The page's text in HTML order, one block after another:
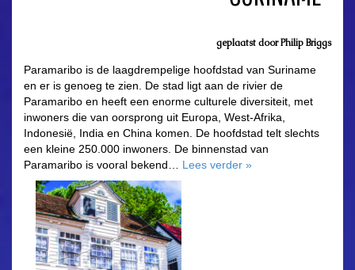
geplaatst doorPhilip Briggs
Paramaribo is de laagdrempelige hoofdstad van Suriname
en er is genoeg te zien. De stad ligt aan de rivier de
Paramaribo en heeft een enorme culturele diversiteit, met
inwoners die van oorsprong uit Europa, West-Afrika,
Indonesië, India en China komen. De hoofdstad telt slechts
een kleine 250.000 inwoners. De binnenstad van
Paramaribo is vooral bekend… Lees verder »